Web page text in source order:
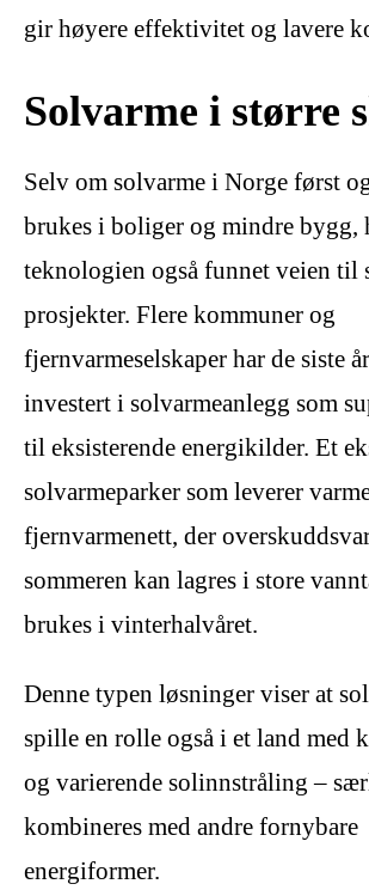
gir høyere effektivitet og lavere
Solvarme i større
Selv om solvarme i Norge først
brukes i boliger og mindre bygg,
teknologien også funnet veien til
prosjekter. Flere kommuner og
fjernvarmeselskaper har de siste
investert i solvarmeanlegg som
til eksisterende energikilder. Et
solvarmeparker som leverer
fjernvarmenett, der
sommeren kan lagres i store
brukes i vinterhalvåret.
Denne typen løsninger viser at
spille en rolle også i et land med
og varierende solinnstråling –
kombineres med andre fornybare
energiformer.